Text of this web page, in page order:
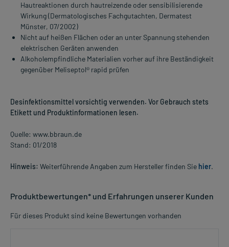
Hautreaktionen durch hautreizende oder sensibilisierende
Wirkung (Dermatologisches Fachgutachten, Dermatest
Münster, 07/2002)
Nicht auf heißen Flächen oder an unter Spannung stehenden
elektrischen Geräten anwenden
Alkoholempfindliche Materialien vorher auf ihre Beständigkeit
gegenüber Meliseptol® rapid prüfen
Desinfektionsmittel vorsichtig verwenden. Vor Gebrauch stets
Etikett und Produktinformationen lesen.
Quelle: www.bbraun.de
Stand: 01/2018
Hinweis: Weiterführende Angaben zum Hersteller finden Sie hier.
Produktbewertungen* und Erfahrungen unserer Kunden
Für dieses Produkt sind keine Bewertungen vorhanden